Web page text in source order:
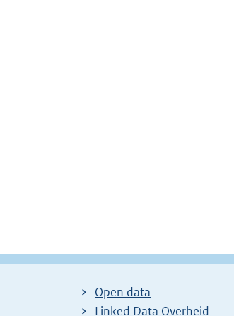
Open data
Linked Data Overheid